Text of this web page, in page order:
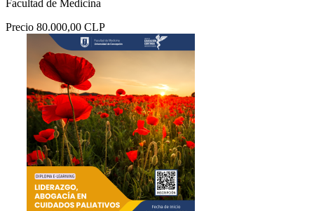
Facultad de Medicina
Precio 80.000,00 CLP